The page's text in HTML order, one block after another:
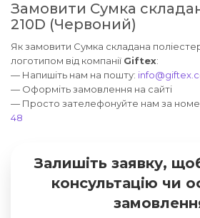
Замовити Сумка
210D (Червоний)
Як замовити Сумка складана
логотипом від компанії Giftex:
— Напишіть нам на пошту:
— Оформіть замовлення на сайті
— Просто зателефонуйте нам за
48
Залишіть заявку,
консультацію чи